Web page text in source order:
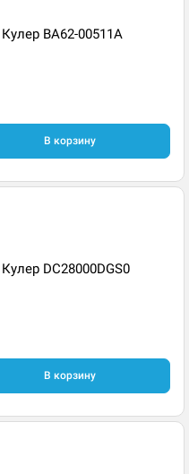
Кулер BA62-00511A
В корзину
Кулер DC28000DGS0
В корзину